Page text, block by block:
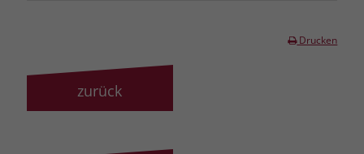
Drucken
zurück